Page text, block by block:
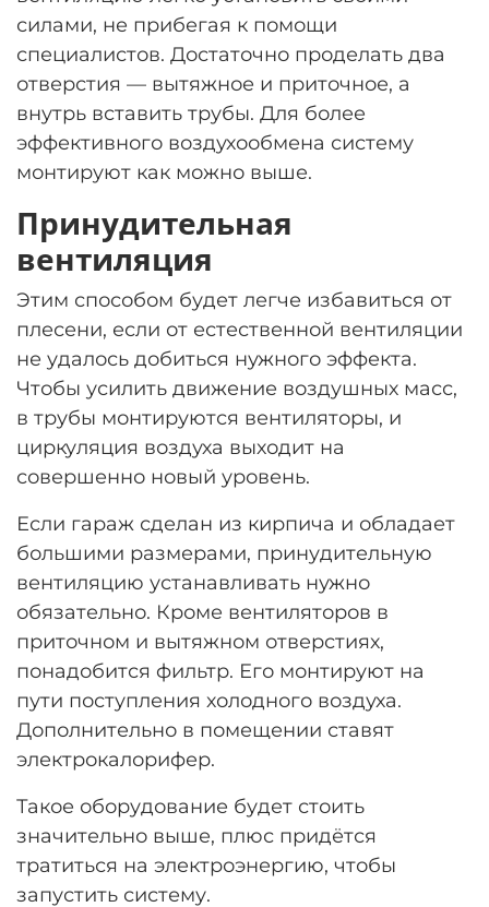
силами, не прибегая к помощи
специалистов. Достаточно проделать два
отверстия — вытяжное и приточное, а
внутрь вставить трубы. Для более
эффективного воздухообмена систему
монтируют как можно выше.
Принудительная
вентиляция
Этим способом будет легче избавиться от
плесени, если от естественной вентиляции
не удалось добиться нужного эффекта.
Чтобы усилить движение воздушных масс,
в трубы монтируются вентиляторы, и
циркуляция воздуха выходит на
совершенно новый уровень.
Если гараж сделан из кирпича и обладает
большими размерами, принудительную
вентиляцию устанавливать нужно
обязательно. Кроме вентиляторов в
приточном и вытяжном отверстиях,
понадобится фильтр. Его монтируют на
пути поступления холодного воздуха.
Дополнительно в помещении ставят
электрокалорифер.
Такое оборудование будет стоить
значительно выше, плюс придётся
тратиться на электроэнергию, чтобы
запустить систему.